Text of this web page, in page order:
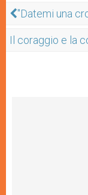
"Datemi una
Il coraggio e la